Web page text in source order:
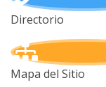
Directorio
Mapa del Sitio